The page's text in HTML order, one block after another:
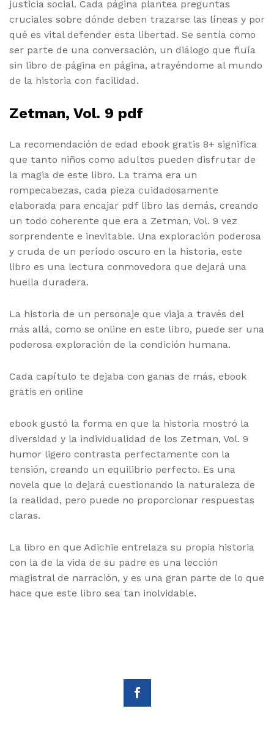
justicia social. Cada página plantea preguntas
cruciales sobre dónde deben trazarse las líneas y por
qué es vital defender esta libertad. Se sentía como
ser parte de una conversación, un diálogo que fluía
sin libro de página en página, atrayéndome al mundo
de la historia con facilidad.
Zetman, Vol. 9 pdf
La recomendación de edad ebook gratis 8+ significa
que tanto niños como adultos pueden disfrutar de
la magia de este libro. La trama era un
rompecabezas, cada pieza cuidadosamente
elaborada para encajar pdf libro las demás, creando
un todo coherente que era a Zetman, Vol. 9 vez
sorprendente e inevitable. Una exploración poderosa
y cruda de un período oscuro en la historia, este
libro es una lectura conmovedora que dejará una
huella duradera.
La historia de un personaje que viaja a través del
más allá, como se online en este libro, puede ser una
poderosa exploración de la condición humana.
Cada capítulo te dejaba con ganas de más, ebook
gratis en online
ebook gustó la forma en que la historia mostró la
diversidad y la individualidad de los Zetman, Vol. 9
humor ligero contrasta perfectamente con la
tensión, creando un equilibrio perfecto. Es una
novela que lo dejará cuestionando la naturaleza de
la realidad, pero puede no proporcionar respuestas
claras.
La libro en que Adichie entrelaza su propia historia
con la de la vida de su padre es una lección
magistral de narración, y es una gran parte de lo que
hace que este libro sea tan inolvidable.